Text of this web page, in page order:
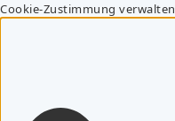
Cookie-Zustimmung verwalten